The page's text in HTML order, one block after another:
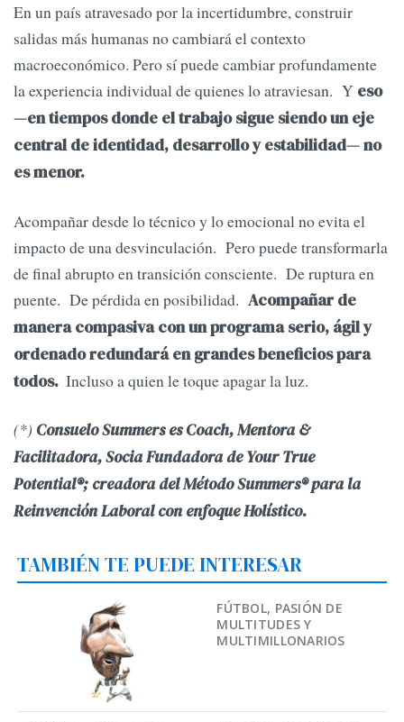
En un país atravesado por la incertidumbre, construir
salidas más humanas no cambiará el contexto
macroeconómico. Pero sí puede cambiar profundamente
la experiencia individual de quienes lo atraviesan. Y eso
—en tiempos donde el trabajo sigue siendo un eje
central de identidad, desarrollo y estabilidad— no
es menor.
Acompañar desde lo técnico y lo emocional no evita el
impacto de una desvinculación. Pero puede transformarla
de final abrupto en transición consciente. De ruptura en
puente. De pérdida en posibilidad. Acompañar de
manera compasiva con un programa serio, ágil y
ordenado redundará en grandes beneficios para
todos. Incluso a quien le toque apagar la luz.
(*) Consuelo Summers es Coach, Mentora &
Facilitadora, Socia Fundadora de Your True
Potential®; creadora del Método Summers® para la
Reinvención Laboral con enfoque Holístico.
TAMBIÉN TE PUEDE INTERESAR
FÚTBOL, PASIÓN DE
MULTITUDES Y
MULTIMILLONARIOS